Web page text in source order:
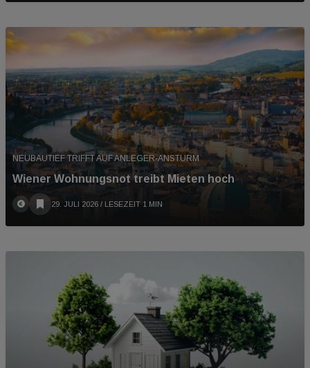
NEUBAUTIEF TRIFFT AUF ANLEGER-ANSTURM
Wiener Wohnungsnot treibt Mieten hoch
29. JULI 2026 / LESEZEIT 1 MIN